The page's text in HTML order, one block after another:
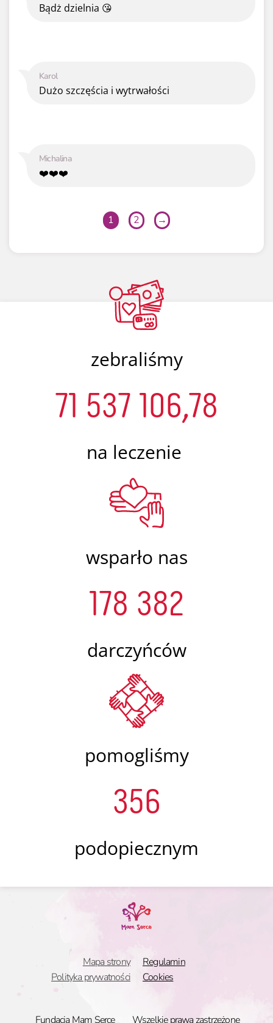
Michalina
❤️❤️❤️
Karol
Dużo szczęścia i wytrwałości
Bądż dzielnia 😘
1 2 →
zebraliśmy
71 537 106,78
na leczenie
wsparło nas
178 382
darczyńców
pomogliśmy
356
podopiecznym
Mapa strony
Polityka prywatności
Regulamin
Cookies
Fundacja Mam Serce Wszelkie prawa zastrzeżone